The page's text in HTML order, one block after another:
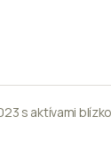
s aktívami